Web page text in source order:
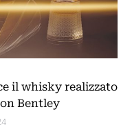
il whisky realizzato
Bentley